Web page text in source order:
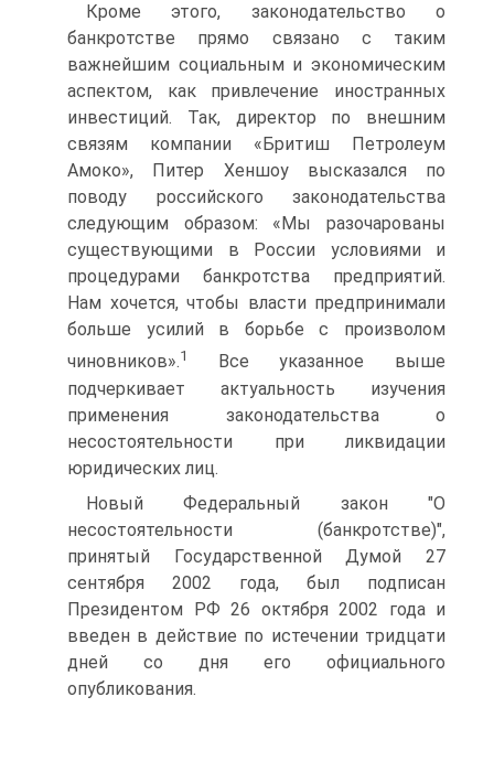
Кроме этого, законодательство о
банкротстве прямо связано с таким
важнейшим социальным и экономическим
аспектом, как привлечение иностранных
инвестиций. Так, директор по внешним
связям компании «Бритиш Петролеум
Амоко», Питер Хеншоу высказался по
поводу российского законодательства
следующим образом: «Мы разочарованы
существующими в России условиями и
процедурами банкротства предприятий.
Нам хочется, чтобы власти предпринимали
больше усилий в борьбе с произволом
чиновников».1
Все указанное выше
подчеркивает актуальность изучения
применения законодательства о
несостоятельности при ликвидации
юридических лиц.
Новый Федеральный закон "О
несостоятельности (банкротстве)",
принятый Государственной Думой 27
сентября 2002 года, был подписан
Президентом РФ 26 октября 2002 года и
введен в действие по истечении тридцати
дней со дня его официального
опубликования.